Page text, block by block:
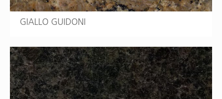
GIALLO GUIDONI